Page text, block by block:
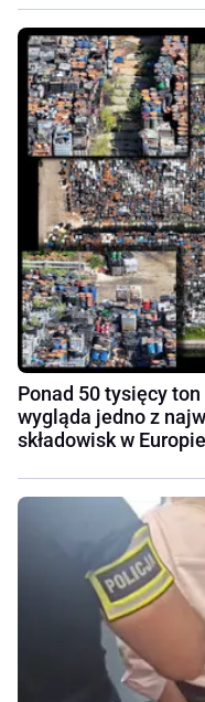
Ponad 50 tysięcy
wygląda jedno z
składowisk w Europie